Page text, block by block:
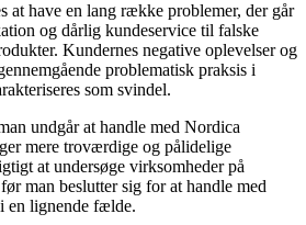
at have en lang række problemer, der går
og dårlig kundeservice til falske
Kundernes negative oplevelser og
problematisk praksis i
som svindel.
undgår at handle med Nordica
mere troværdige og pålidelige
at undersøge virksomheder på
man beslutter sig for at handle med
en lignende fælde.